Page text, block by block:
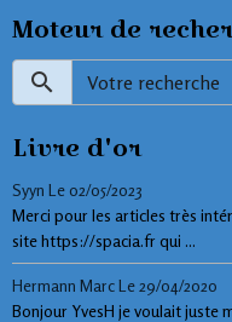
Moteur de
Livre d'or
Syyn Le 02/05/2023
Merci pour les articles très
site https://spacia.fr qui ...
Hermann MarcLe 29/04/2020
Bonjour YvesH je voulait juste